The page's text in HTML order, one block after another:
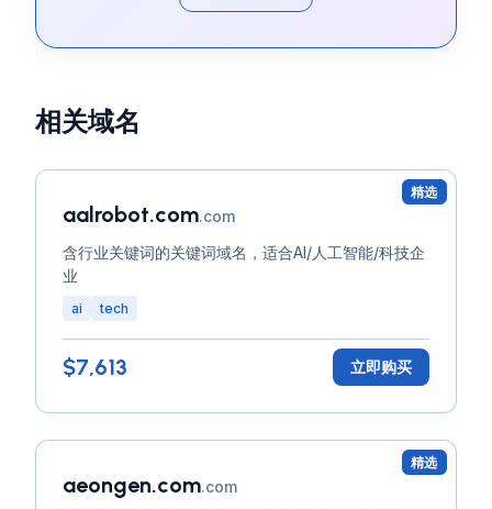
相关域名
精选
aalrobot.com.com
含行业关键词的关键词域名，适合AI/人工智能/科技企
业
ai tech
$7,613 立即购买
精选
aeongen.com.com